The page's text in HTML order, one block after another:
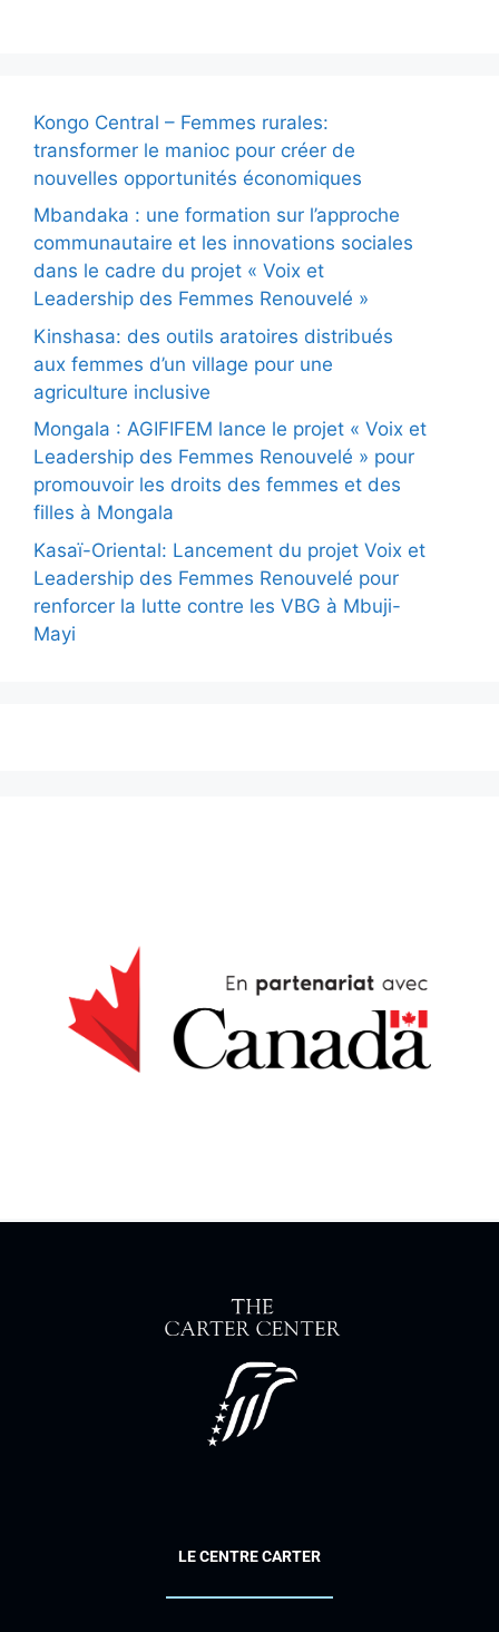
Kongo Central – Femmes rurales:
transformer le manioc pour créer de
nouvelles opportunités économiques
Mbandaka : une formation sur l’approche
communautaire et les innovations sociales
dans le cadre du projet « Voix et
Leadership des Femmes Renouvelé »
Kinshasa: des outils aratoires distribués
aux femmes d’un village pour une
agriculture inclusive
Mongala : AGIFIFEM lance le projet « Voix et
Leadership des Femmes Renouvelé » pour
promouvoir les droits des femmes et des
filles à Mongala
Kasaï-Oriental: Lancement du projet Voix et
Leadership des Femmes Renouvelé pour
renforcer la lutte contre les VBG à Mbuji-
Mayi
LE CENTRE CARTER